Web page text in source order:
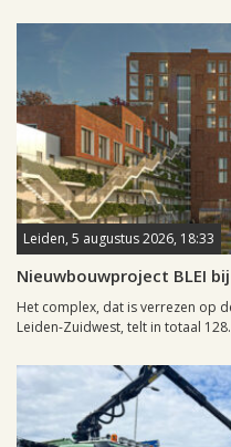
Leiden, 5 augustus 2026, 18:33
Nieuwbouwproject BLEI
Het complex, dat is verrezen op
Leiden-Zuidwest, telt in totaal